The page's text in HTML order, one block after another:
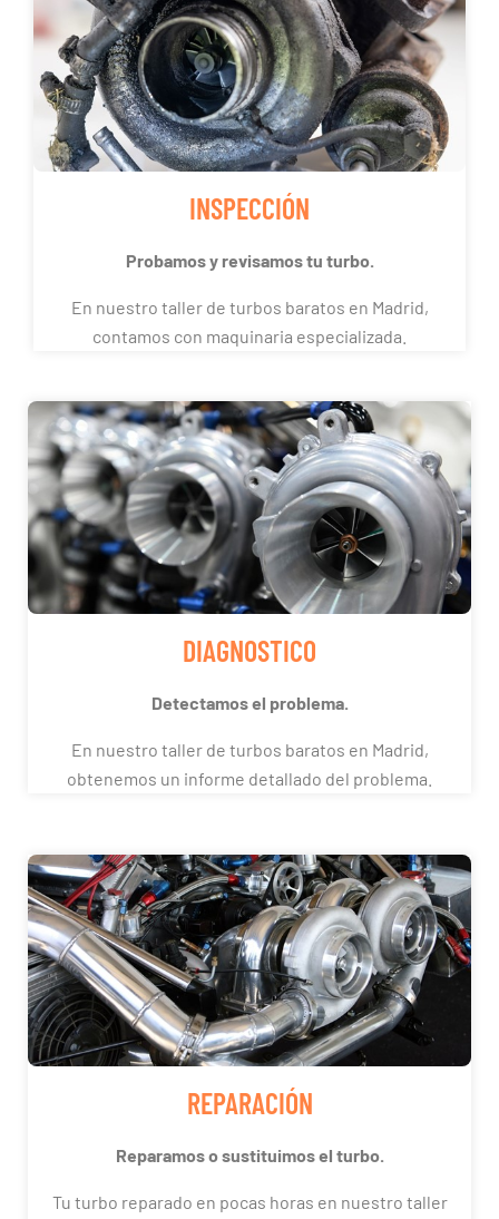
INSPECCIÓN
Probamos y revisamos tu turbo.
En nuestro taller de turbos baratos en Madrid,
contamos con maquinaria especializada.
DIAGNOSTICO
Detectamos el problema.
En nuestro taller de turbos baratos en Madrid,
obtenemos un informe detallado del problema.
REPARACIÓN
Reparamos o sustituimos el turbo.
Tu turbo reparado en pocas horas en nuestro taller